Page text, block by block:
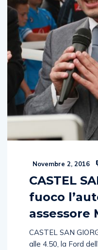
Novembre 2, 2016
CASTEL
fuoco
assessore
CASTEL SAN
alle 4.50, la Ford